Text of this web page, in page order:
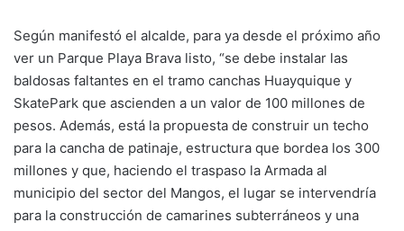
Según manifestó el alcalde, para ya desde el próximo año
ver un Parque Playa Brava listo, “se debe instalar las
baldosas faltantes en el tramo canchas Huayquique y
SkatePark que ascienden a un valor de 100 millones de
pesos. Además, está la propuesta de construir un techo
para la cancha de patinaje, estructura que bordea los 300
millones y que, haciendo el traspaso la Armada al
municipio del sector del Mangos, el lugar se intervendría
para la construcción de camarines subterráneos y una